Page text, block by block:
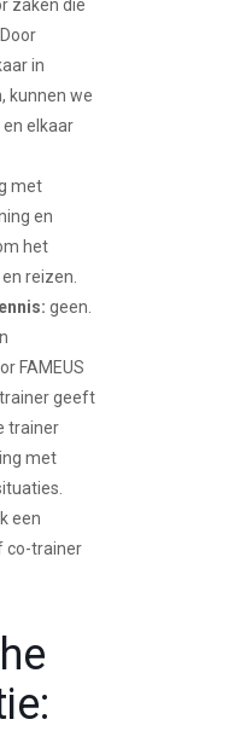
zaken die
in
kunnen we
elkaar
met
en
het
reizen.
geen.
FAMEUS
geeft
trainer
met
een
co-trainer